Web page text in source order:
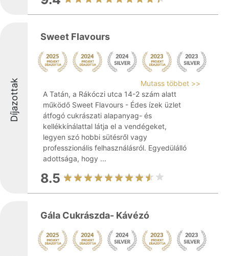
Díjazottak
Sweet Flavours
Mutass többet >>
A Tatán, a Rákóczi utca 14-2 szám alatt
működő Sweet Flavours - Édes ízek üzlet
átfogó cukrászati alapanyag- és
kellékkínálattal látja el a vendégeket,
legyen szó hobbi sütésről vagy
professzionális felhasználásról. Egyedülálló
adottsága, hogy ...
8.5
Gála Cukrászda- Kávézó